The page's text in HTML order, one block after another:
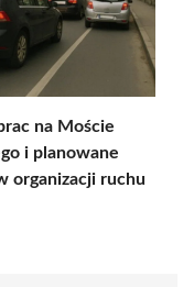
na Moście
i planowane
organizacji ruchu